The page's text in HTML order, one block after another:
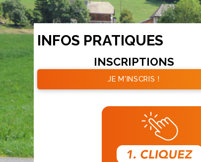
INFOS PRATIQUES
INSCRIPTIONS
JE M'INSCRIS !